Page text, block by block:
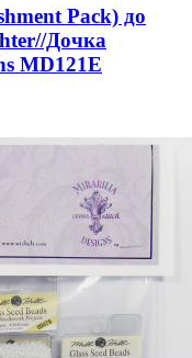
Pack) до
Дочка
MD121E